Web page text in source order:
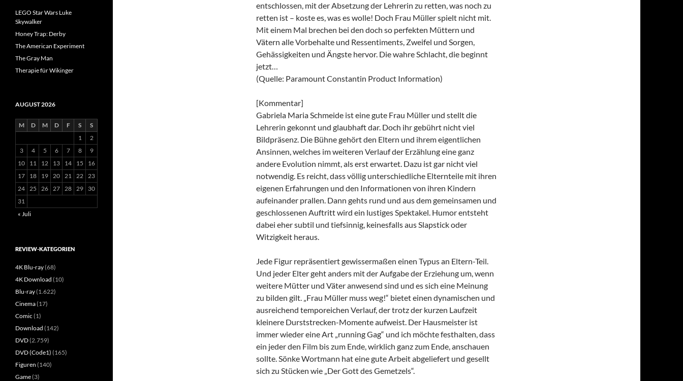
entschlossen, mit der Absetzung der Lehrerin zu retten, was noch zu
retten ist – koste es, was es wolle! Doch Frau Müller spielt nicht mit.
Mit einem Mal brechen bei den doch so perfekten Müttern und
Vätern alle Vorbehalte und Ressentiments, Zweifel und Sorgen,
Gehässigkeiten und Ängste hervor. Die wahre Schlacht, die beginnt
jetzt…
(Quelle: Paramount Constantin Product Information)
[Kommentar]
Gabriela Maria Schmeide ist eine gute Frau Müller und stellt die
Lehrerin gekonnt und glaubhaft dar. Doch ihr gebührt nicht viel
Bildpräsenz. Die Bühne gehört den Eltern und ihrem eigentlichen
Ansinnen, welches im weiteren Verlauf der Erzählung eine ganz
andere Evolution nimmt, als erst erwartet. Dazu ist gar nicht viel
notwendig. Es reicht, dass völlig unterschiedliche Elternteile mit ihren
eigenen Erfahrungen und den Informationen von ihren Kindern
aufeinander prallen. Dann gehts rund und aus dem gemeinsamen und
geschlossenen Auftritt wird ein lustiges Spektakel. Humor entsteht
dabei eher subtil und tiefsinnig, keinesfalls aus Slapstick oder
Witzigkeit heraus.
Jede Figur repräsentiert gewissermaßen einen Typus an Eltern-Teil.
Und jeder Elter geht anders mit der Aufgabe der Erziehung um, wenn
weitere Mütter und Väter anwesend sind und es sich eine Meinung
zu bilden gilt. „Frau Müller muss weg!“ bietet einen dynamischen und
ausreichend temporeichen Verlauf, der trotz der kurzen Laufzeit
kleinere Durststrecken-Momente aufweist. Der Hausmeister ist
immer wieder eine Art „running Gag“ und ich möchte festhalten, dass
ein jeder den Film bis zum Ende, wirklich ganz zum Ende, anschauen
sollte. Sönke Wortmann hat eine gute Arbeit abgeliefert und gesellt
sich zu Stücken wie „Der Gott des Gemetzels“.
LEGO Star Wars Luke
Skywalker
Honey Trap: Derby
The American Experiment
The Gray Man
Therapie für Wikinger
AUGUST 2026
M D M D F S
S
1
2
3
4 5 6 7 8
9
10
11 12 13 14 15
16
17
18 19 20 21 22 23
24 25 26 27 28 29
30
31
« Juli
REVIEW-KATEGORIEN
4K Blu-ray(68)
4K Download (10)
Blu-ray(1.622)
Cinema(17)
Comic (1)
Download (142)
DVD(2.759)
DVD (Code1) (165)
Figuren (140)
Game(3)